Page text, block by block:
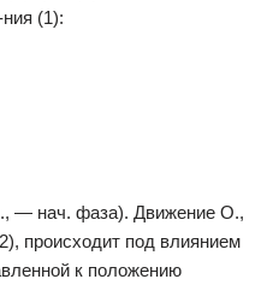
(1):
— нач. фаза). Движение О.,
происходит под влиянием
к положению